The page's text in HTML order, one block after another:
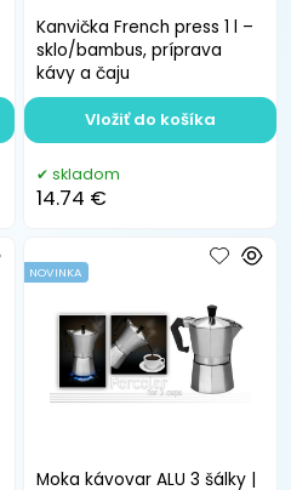
Kanvička French press 1 l –
sklo/bambus, príprava
kávy a čaju
skladom
14.74 €
Vložiť do košíka
Moka kávovar ALU 3 šálky |
NOVINKA